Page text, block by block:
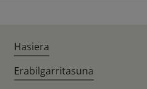
Hasiera
Erabilgarritasuna